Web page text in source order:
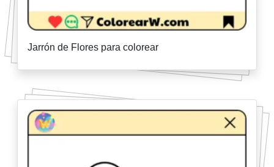
Jarrón de Flores para colorear